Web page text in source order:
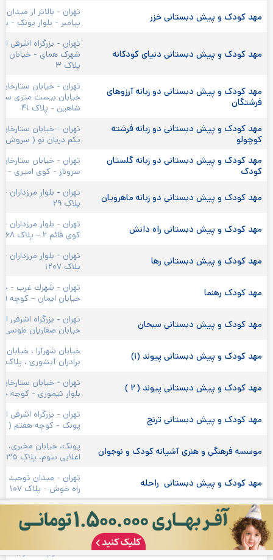
مهد کودک و پیش دبستانی خزر
تهران - بالاتر از
پیامبر - بلوار پونک -
مهد کودک و پیش دبستانی دنیای کودکانه
تهران - بزرگراه اشرفی
پلاک ۳
مهد کودک و پیش دبستانی دو زبانه آرزوهای
فرشتگان
تهران - خیابان
خیابان بیست متری
شاهین - پلاک ۴۱
مهد کودک و پیش دبستانی دو زبانه فرشته
کوچولو
تهران - خیابان
یکم دریان نو ( سروش
مهد کودک و پیش دبستانی دو زبانه گلستان
کودک
تهران - خیابان
سروناز - کوی امیری -
مهد کودک و پیش دبستانی دو زبانه ماهرویان پلاک ۲۹
مهد کودک و پیش دبستانی راه دانش
تهران - بلوار
کوی قائم ۲ – پلاک ۶۸
مهد کودک و پیش دبستانی رها
تهران - بلوار
پلاک ۱۲۰۷
مهد کودک رهنما
تهران -
خیابان ایمان – کوچه ۹ – پلاک ۲
مهد کودک و پیش دبستانی سبحان
تهران - بزرگراه
خیابان صفاریان طوسی
مهد کودک و پیش دبستانی پیوند (۱)
خیابان شهرآرا ،
برادران آبشوری ، پلاک ۷۴
مهد کودک و پیش دبستانی پیوند ( ۲ )
تهران - خیابان
بلوار تیموری - کوچه
مهد کودک و پیش دبستانی ترنج
تهران - بزرگراه اشرفی
پونک - کوچه هفتم (
موسسه فرهنگی و هنری آشیانه کودک و نوجوان
پونک، خیابان مخبری،
اعلایی سوم، پلاک ۳۵
مهد کودک و پیش دبستانی  راحله
تهران - ميدان توحيد
راه خوش - پلاک ۱۰۷
مهد کودک و پیش دبستان مانلی
تهران - خیابان
(شادمان) - پلاک ۳۶۲
مهد کودک و پیش دبستانی آفتاب مهتاب
۱۰۸ - کوچه طاهرنیا - کوچه آفتاب مهتاب - پلاک ۲